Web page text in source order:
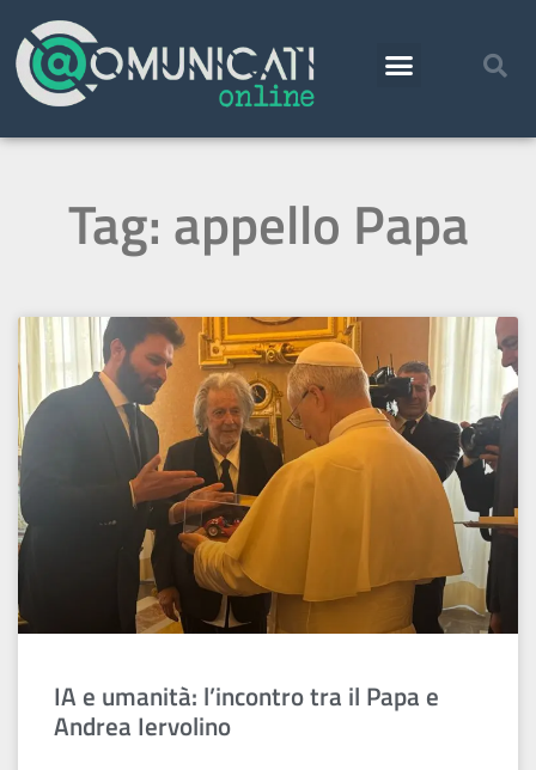
Tag: appello Papa
IA e umanità: l’incontro tra il Papa e
Andrea Iervolino